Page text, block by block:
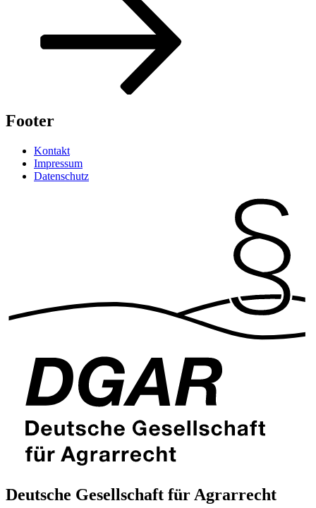
Footer
Kontakt
Impressum
Datenschutz
Deutsche Gesellschaft für Agrarrecht